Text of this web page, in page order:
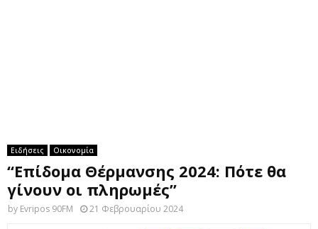
Ειδήσεις Οικονομία
“Επίδομα Θέρμανσης 2024: Πότε θα
γίνουν οι πληρωμές”
by Evripos 90FM 21 Φεβρουαρίου 2024